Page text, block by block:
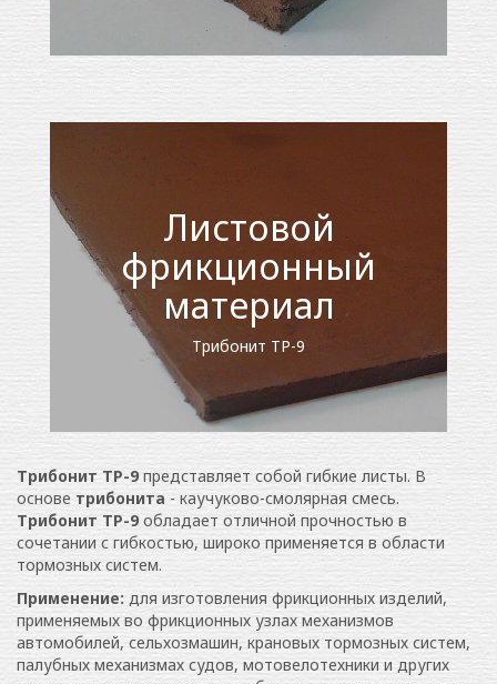
Листовой
фрикционный
материал
Трибонит ТР-9
Трибонит ТР-9 представляет собой гибкие листы. В
основе трибонита - каучуково-смолярная смесь.
Трибонит ТР-9 обладает отличной прочностью в
сочетании с гибкостью, широко применяется в области
тормозных систем.
Применение: для изготовления фрикционных изделий,
применяемых во фрикционных узлах механизмов
автомобилей, сельхозмашин, крановых тормозных систем,
палубных механизмах судов, мотовелотехники и других